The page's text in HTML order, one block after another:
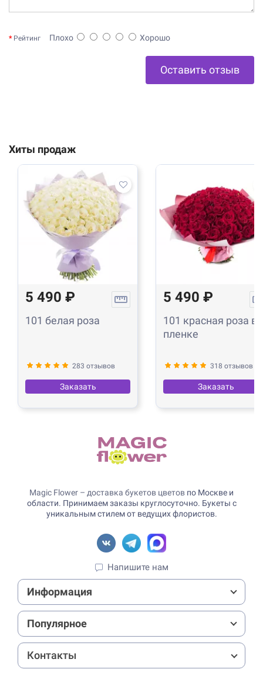
Рейтинг Плохо Хорошо
Оставить отзыв
Хиты продаж
5 490 ₽
101 белая роза
283 отзывов
Заказать
5 490 ₽
101 красная роза в
пленке
318 отзывов
Заказать
Magic Flower – доставка букетов цветов по Москве и
области. Принимаем заказы круглосуточно. Букеты с
уникальным стилем от ведущих флористов.
Напишите нам
Информация
Популярное
Контакты